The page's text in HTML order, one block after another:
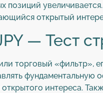
позиций
открытый
— Тест
торговый «фильтр»,
интереса.